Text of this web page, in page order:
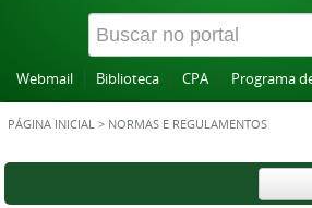
Webmail Biblioteca CPA Programa
PÁGINA INICIAL > NORMAS E REGULAMENTOS